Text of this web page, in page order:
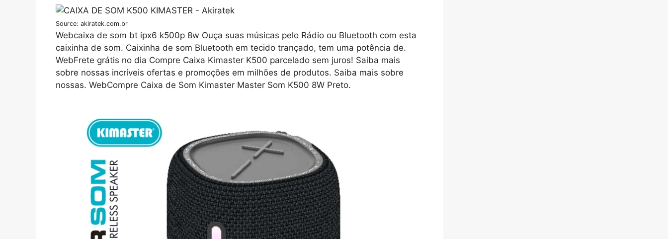
Source: akiratek.com.br
Webcaixa de som bt ipx6 k500p 8w Ouça suas músicas pelo Rádio ou Bluetooth com esta
caixinha de som. Caixinha de som Bluetooth em tecido trançado, tem uma potência de.
WebFrete grátis no dia Compre Caixa Kimaster K500 parcelado sem juros! Saiba mais
sobre nossas incríveis ofertas e promoções em milhões de produtos. Saiba mais sobre
nossas. WebCompre Caixa de Som Kimaster Master Som K500 8W Preto.